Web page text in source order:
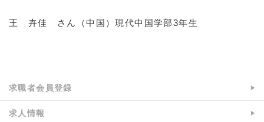
王 卉佳 さん（中国）現代中国学部3年生
求職者会員登録
求人情報